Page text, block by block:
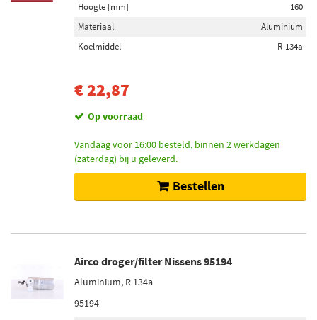
Hoogte [mm]
160
Materiaal
Aluminium
Koelmiddel
R 134a
€ 22,87
Op voorraad
Vandaag voor 16:00 besteld, binnen 2 werkdagen
(zaterdag) bij u geleverd.
Bestellen
Airco droger/filter Nissens 95194
Aluminium, R 134a
95194